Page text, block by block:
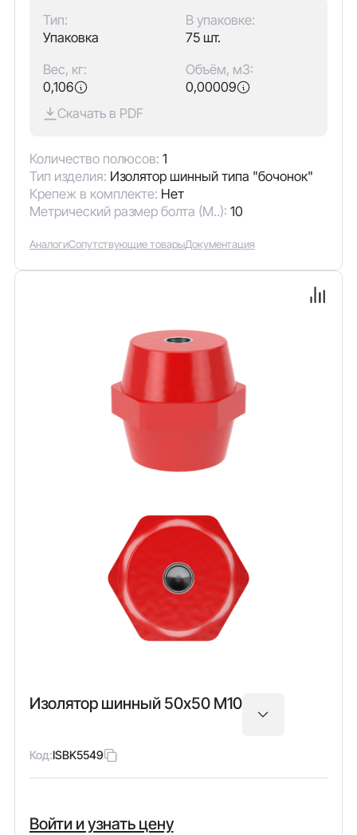
Тип:
Упаковка
В упаковке:
75 шт.
Вес, кг:
0,106
Объём, м3:
0,00009
Скачать в PDF
Количество полюсов: 1
Тип изделия: Изолятор шинный типа "бочонок"
Крепеж в комплекте: Нет
Метрический размер болта (М..): 10
АналогиСопутствующие товарыДокументация
Изолятор шинный 50х50 М10
Код:ISBK5549
Войти и узнать цену